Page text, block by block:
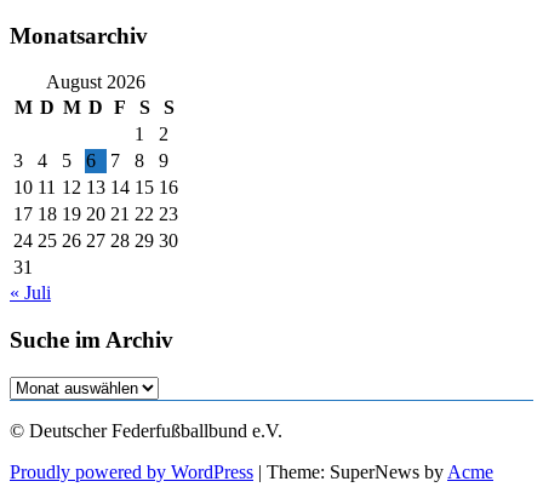
Monatsarchiv
August 2026
M D M D F S
S
1
2
3
4 5 6 7 8
9
10 11 12 13 14 15 16
17 18 19 20 21 22 23
24 25 26 27 28 29 30
31
« Juli
Suche im Archiv
Suche
im
Archiv
© Deutscher Federfußballbund e.V.
Proudly powered by WordPress | Theme: SuperNews by Acme